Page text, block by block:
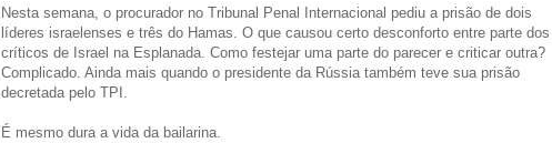
Nesta semana, o procurador no Tribunal Penal Internacional pediu a prisão de dois
líderes israelenses e três do Hamas. O que causou certo desconforto entre parte dos
críticos de Israel na Esplanada. Como festejar uma parte do parecer e criticar outra?
Complicado. Ainda mais quando o presidente da Rússia também teve sua prisão
decretada pelo TPI.
É mesmo dura a vida da bailarina.